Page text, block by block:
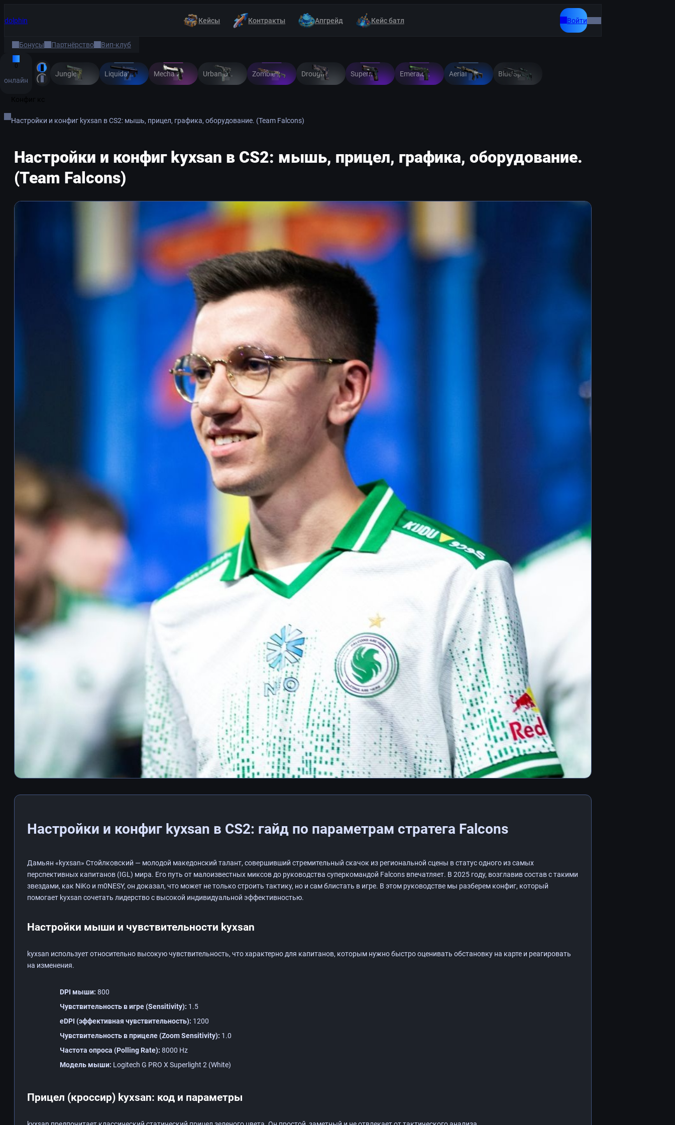
dolphin Кейсы Контракты Апгрейд Кейс батл Войти
Бонусы Партнёрство Вип-клуб
0
онлайн
Jungle Liquidation Mecha Industries Urban DDPAT Zombie Offensive Drought Supernova Emerald Jörmungandr Aerial Blue Spruce
Настройки и конфиг kyxsan в CS2: мышь, прицел, графика, оборудование. (Team Falcons)
Настройки и конфиг kyxsan в CS2: мышь, прицел, графика, оборудование.
(Team Falcons)
Настройки и конфиг kyxsan в CS2: гайд по параметрам стратега Falcons
Дамьян «kyxsan» Стойлковский — молодой македонский талант, совершивший стремительный скачок из региональной сцены в статус одного из самых
перспективных капитанов (IGL) мира. Его путь от малоизвестных миксов до руководства суперкомандой Falcons впечатляет. В 2025 году, возглавив состав с такими
звездами, как NiKo и m0NESY, он доказал, что может не только строить тактику, но и сам блистать в игре. В этом руководстве мы разберем конфиг, который
помогает kyxsan сочетать лидерство с высокой индивидуальной эффективностью.
Настройки мыши и чувствительности kyxsan
kyxsan использует относительно высокую чувствительность, что характерно для капитанов, которым нужно быстро оценивать обстановку на карте и реагировать
на изменения.
DPI мыши: 800
Чувствительность в игре (Sensitivity): 1.5
eDPI (эффективная чувствительность): 1200
Чувствительность в прицеле (Zoom Sensitivity): 1.0
Частота опроса (Polling Rate): 8000 Hz
Модель мыши: Logitech G PRO X Superlight 2 (White)
Прицел (кроссир) kyxsan: код и параметры